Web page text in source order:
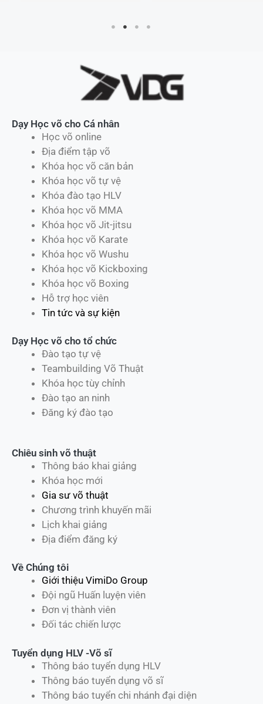
Dạy Học võ cho Cá nhân
Học võ online
Địa điểm tập võ
Khóa học võ căn bản
Khóa học võ tự vệ
Khóa đào tạo HLV
Khóa học võ MMA
Khóa học võ Jit-jitsu
Khóa học võ Karate
Khóa học võ Wushu
Khóa học võ Kickboxing
Khóa học võ Boxing
Hỗ trợ học viên
Tin tức và sự kiện
Dạy Học võ cho tổ chức
Đào tạo tự vệ
Teambuilding Võ Thuật
Khóa học tùy chỉnh
Đào tạo an ninh
Đăng ký đào tạo
Chiêu sinh võ thuật
Thông báo khai giảng
Khóa học mới
Gia sư võ thuật
Chương trình khuyến mãi
Lịch khai giảng
Địa điểm đăng ký
Về Chúng tôi
Giới thiệu VimiDo Group
Đội ngũ Huấn luyện viên
Đơn vị thành viên
Đối tác chiến lược
Tuyển dụng HLV -Võ sĩ
Thông báo tuyển dụng HLV
Thông báo tuyển dụng võ sĩ
Thông báo tuyển chi nhánh đại diện